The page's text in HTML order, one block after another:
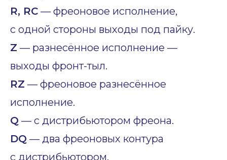
R, RC — фреоновое исполнение,
с одной стороны выходы под пайку.
Z — разнесённое исполнение —
выходы фронт-тыл.
RZ — фреоновое разнесённое
исполнение.
Q — с дистрибьютором фреона.
DQ — два фреоновых контура
с дистрибьютором.